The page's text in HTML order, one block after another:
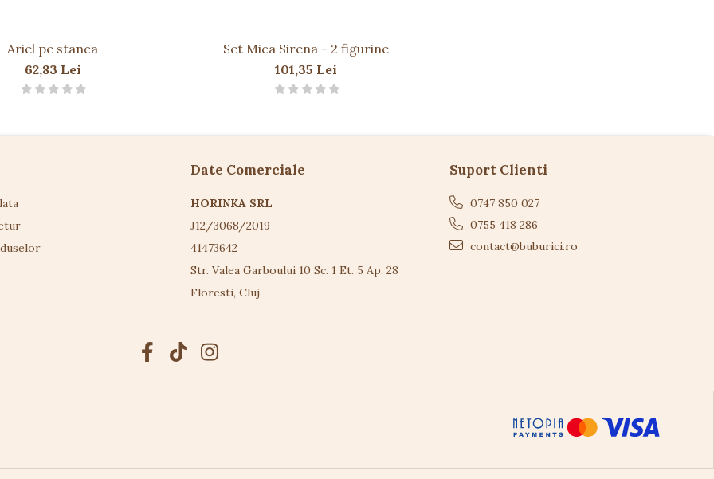
Ariel pe stanca
62,83 Lei
Set Mica Sirena - 2 figurine
101,35 Lei
Date Comerciale
HORINKA SRL
J12/3068/2019
41473642
Str. Valea Garboului 10 Sc. 1 Et. 5 Ap. 28
Floresti, Cluj
Suport Clienti
0747 850 027
0755 418 286
contact@buburici.ro